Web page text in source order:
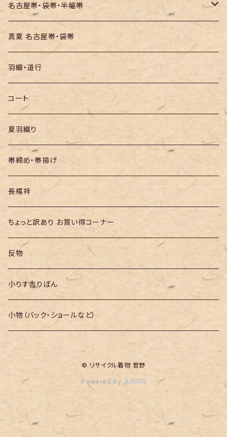
お召し
木綿・綿麻
絞りの浴衣
名古屋帯・袋帯・半幅帯
名古屋帯
袋帯
半幅帯
真夏 名古屋帯・袋帯
羽織・道行
コート
夏羽織り
帯締め・帯揚げ
長襦袢
ちょっと訳あり お買い得コーナー
反物
小りす舎りぼん
小物（バック・ショールなど）
© リサイクル着物 菅野
Powered by